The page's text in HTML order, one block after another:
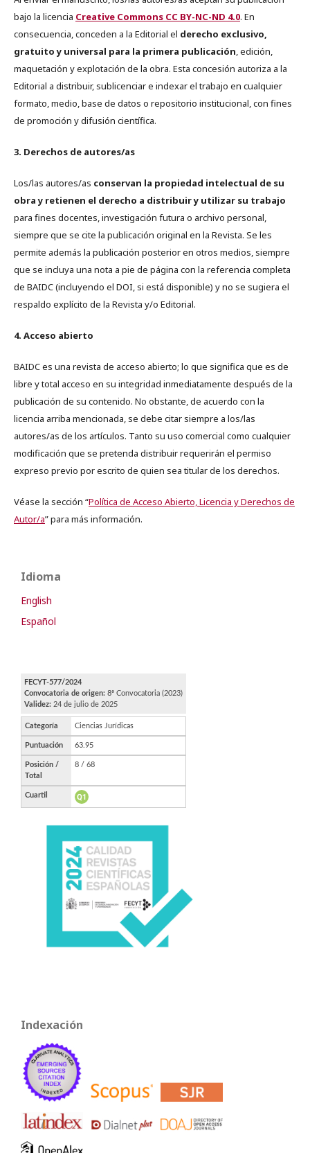
bajo la licencia Creative Commons CC BY-NC-ND 4.0. En
consecuencia, conceden a la Editorial el derecho exclusivo,
gratuito y universal para la primera publicación, edición,
maquetación y explotación de la obra. Esta concesión autoriza a la
Editorial a distribuir, sublicenciar e indexar el trabajo en cualquier
formato, medio, base de datos o repositorio institucional, con fines
de promoción y difusión científica.
3. Derechos de autores/as
Los/las autores/as conservan la propiedad intelectual de su
obra y retienen el derecho a distribuir y utilizar su trabajo
para fines docentes, investigación futura o archivo personal,
siempre que se cite la publicación original en la Revista. Se les
permite además la publicación posterior en otros medios, siempre
que se incluya una nota a pie de página con la referencia completa
de BAIDC (incluyendo el DOI, si está disponible) y no se sugiera el
respaldo explícito de la Revista y/o Editorial.
4. Acceso abierto
BAIDC es una revista de acceso abierto; lo que significa que es de
libre y total acceso en su integridad inmediatamente después de la
publicación de su contenido. No obstante, de acuerdo con la
licencia arriba mencionada, se debe citar siempre a los/las
autores/as de los artículos. Tanto su uso comercial como cualquier
modificación que se pretenda distribuir requerirán el permiso
expreso previo por escrito de quien sea titular de los derechos.
Véase la sección “Política de Acceso Abierto, Licencia y Derechos de
Autor/a” para más información.
Idioma
English
Español
Indexación